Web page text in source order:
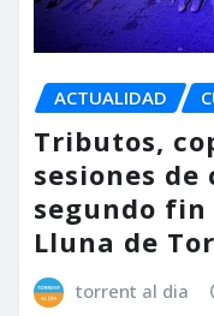
ACTUALIDAD
Tributos,
sesiones
segundo fin
Lluna de
torrent al dia